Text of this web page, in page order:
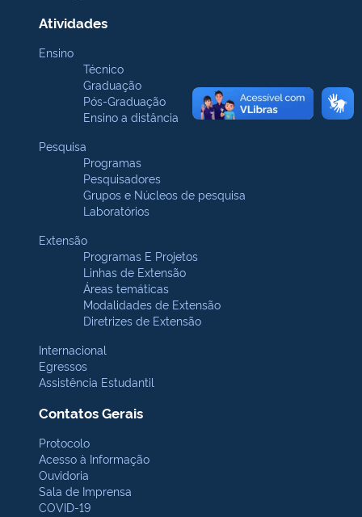
Atividades
Ensino
Técnico
Graduação
Pós-Graduação
Ensino a distância
Pesquisa
Programas
Pesquisadores
Grupos e Núcleos de pesquisa
Laboratórios
Extensão
Programas E Projetos
Linhas de Extensão
Áreas temáticas
Modalidades de Extensão
Diretrizes de Extensão
Internacional
Egressos
Assistência Estudantil
Contatos Gerais
Protocolo
Acesso à Informação
Ouvidoria
Sala de Imprensa
COVID-19